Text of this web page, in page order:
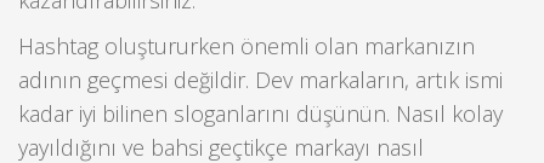
Hashtag oluştururken önemli olan markanızın
adının geçmesi değildir. Dev markaların, artık ismi
kadar iyi bilinen sloganlarını düşünün. Nasıl kolay
yayıldığını ve bahsi geçtikçe markayı nasıl